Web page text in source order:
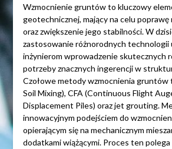
Wzmocnienie gruntów to kluczowy
geotechnicznej, mający na celu
oraz zwiększenie jego stabilności. W
zastosowanie różnorodnych technologii
inżynierom wprowadzenie skutecznych
potrzeby znacznych ingerencji w
Czołowe metody wzmocnienia gruntów
Soil Mixing), CFA (Continuous Flight
Displacement Piles) oraz jet grouting.
innowacyjnym podejściem do
opierającym się na mechanicznym
dodatkami wiążącymi. Proces ten